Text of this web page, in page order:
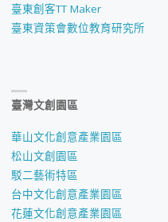
臺東創客TT Maker
臺東資策會數位教育研究所
臺灣文創園區
華山文化創意產業園區
松山文創園區
駁二藝術特區
台中文化創意產業園區
花蓮文化創意產業園區